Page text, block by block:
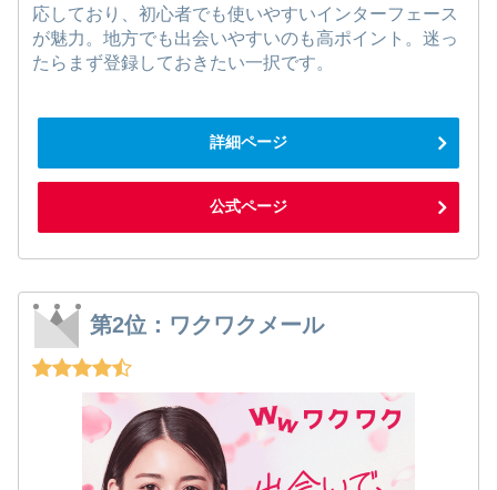
応しており、初心者でも使いやすいインターフェース
が魅力。地方でも出会いやすいのも高ポイント。迷っ
たらまず登録しておきたい一択です。
詳細ページ
公式ページ
第2位：ワクワクメール